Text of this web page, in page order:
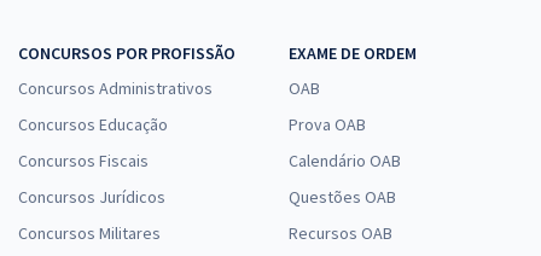
CONCURSOS POR PROFISSÃO
Concursos Administrativos
Concursos Educação
Concursos Fiscais
Concursos Jurídicos
Concursos Militares
EXAME DE ORDEM
OAB
Prova OAB
Calendário OAB
Questões OAB
Recursos OAB